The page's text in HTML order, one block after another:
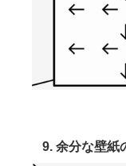
9. 余分な壁紙